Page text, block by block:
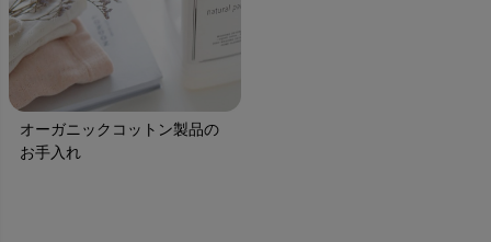
オーガニックコットン製品の
お手入れ